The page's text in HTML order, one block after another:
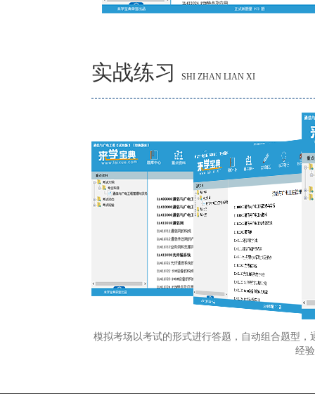
实战练习 SHI ZHAN LIAN XI
模拟考场以考试的形式进行答题，自动组合题型
经